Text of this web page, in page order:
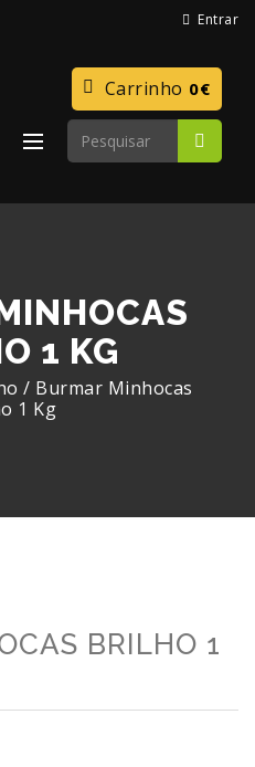
Entrar
Carrinho 0€
1 KG
/ Burmar Minhocas
1 Kg
BRILHO 1